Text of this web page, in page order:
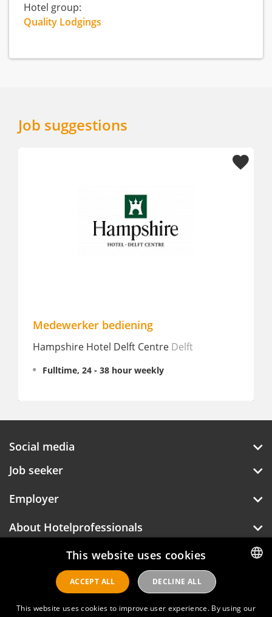
Hotel group:
Quality Lodgings
Job suggestions
Medewerker bediening
Hampshire Hotel Delft Centre Delft
Fulltime, 24 - 38 hour weekly
Social media
Job seeker
Employer
About Hotelprofessionals
Hotelprofessionals
ENGLISH
This website uses cookies
This website uses cookies to improve user experience. By using our
ACCEPT ALL DECLINE ALL